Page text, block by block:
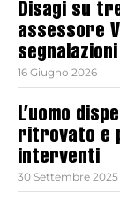
Disagi su
assessore
segnalazioni
16 Giugno 2026
L’uomo
ritrovato e
interventi
30 Settembre 2025